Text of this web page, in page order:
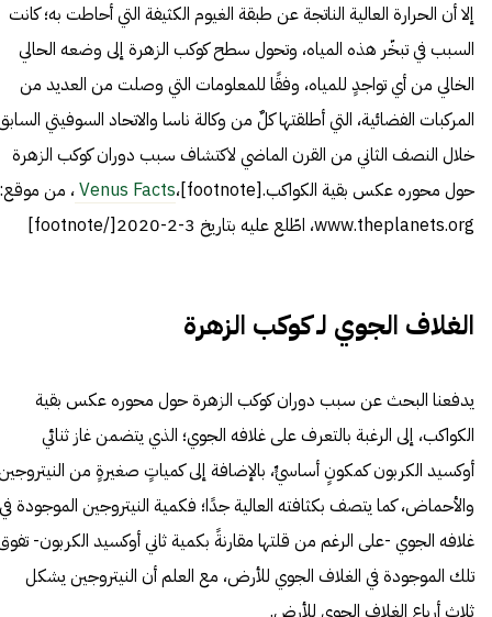
إلا أن الحرارة العالية الناتجة عن طبقة الغيوم الكثيفة التي أحاطت به؛ كانت
السبب في تبخّر هذه المياه، وتحول سطح كوكب الزهرة إلى وضعه الحالي
الخالي من أي تواجدٍ للمياه، وفقًا للمعلومات التي وصلت من العديد من
المركبات الفضائية، التي أطلقتها كلٌ من وكالة ناسا والاتحاد السوفيتي
خلال النصف الثاني من القرن الماضي لاكتشاف سبب دوران كوكب الزهرة
حول محوره عكس بقية الكواكب.[footnote]،
Venus Facts، من موقع:
www.theplanets.org، اطّلع عليه بتاريخ 3-2-2020[/footnote]
الغلاف الجوي لـ كوكب الزهرة
يدفعنا البحث عن سبب دوران كوكب الزهرة حول محوره عكس بقية
الكواكب، إلى الرغبة بالتعرف على غلافه الجوي؛ الذي يتضمن غاز ثنائي
أوكسيد الكربون كمكونٍ أساسيٍّ، بالإضافة إلى كمياتٍ صغيرةٍ من
والأحماض، كما يتصف بكثافته العالية جدًا؛ فكمية النيتروجين الموجودة في
غلافه الجوي -على الرغم من قلتها مقارنةً بكمية ثاني أوكسيد الكربون-
تلك الموجودة في الغلاف الجوي للأرض، مع العلم أن النيتروجين يشكل
ثلاث أرباع الغلاف الجوي للأرض.